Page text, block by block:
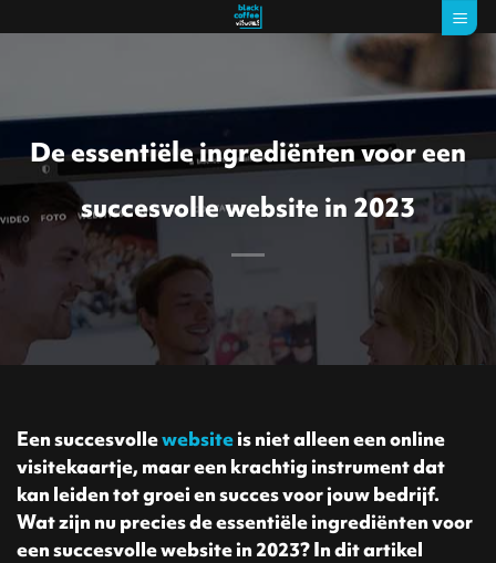
naar
De essentiële ingrediënten voor een
succesvolle website in 2023
Een succesvollewebsiteis niet alleen een online
visitekaartje, maar een krachtig instrument dat
kan leiden tot groei en succes voor jouw bedrijf.
Wat zijn nu precies de essentiële ingrediënten voor
een succesvolle website in 2023? In dit artikel